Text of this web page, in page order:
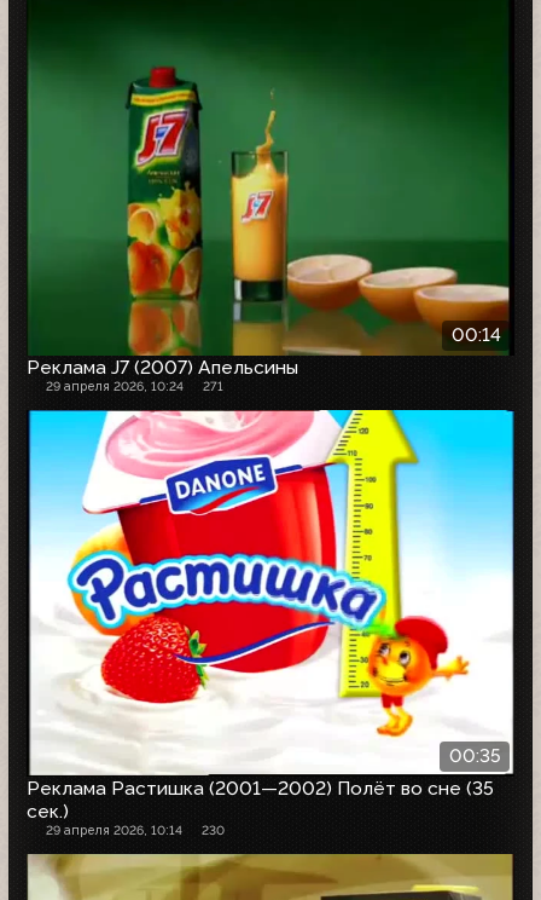
00:14
Реклама J7 (2007) Апельсины
29 апреля 2026, 10:24 271
00:35
Реклама Растишка (2001—2002) Полёт во сне (35
сек.)
29 апреля 2026, 10:14 230